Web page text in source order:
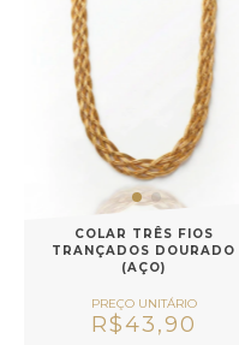
COLAR TRÊS FIOS
TRANÇADOS DOURADO
(AÇO)
R$43,90